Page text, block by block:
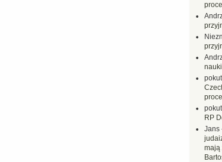
nauki
RP
Jans
mają